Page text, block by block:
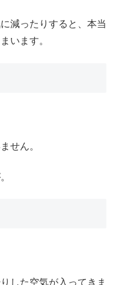
減ったりすると、本当
います。
せん。
した空気が入ってきま